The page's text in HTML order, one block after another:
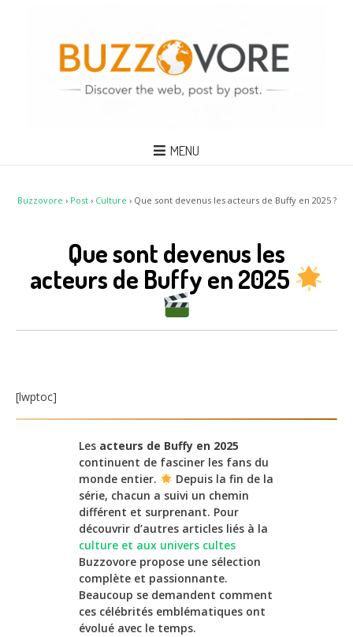
MENU
Buzzovore › Post› Culture › Que sont devenus les acteurs de Buffy en 2025 ?
Que sont devenus les
acteurs de Buffy en 2025
[lwptoc]
Les acteurs de Buffy en 2025
continuent de fasciner les fans du
monde entier.
Depuis la fin de la
série, chacun a suivi un chemin
différent et surprenant. Pour
découvrir d’autres articles liés à la
culture et aux univers cultes
Buzzovore propose une sélection
complète et passionnante.
Beaucoup se demandent comment
ces célébrités emblématiques ont
évolué avec le temps.